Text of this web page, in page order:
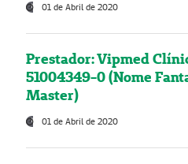
01 de Abril de 2020
Prestador: Vipmed
51004349-0 (Nome
Master)
01 de Abril de 2020